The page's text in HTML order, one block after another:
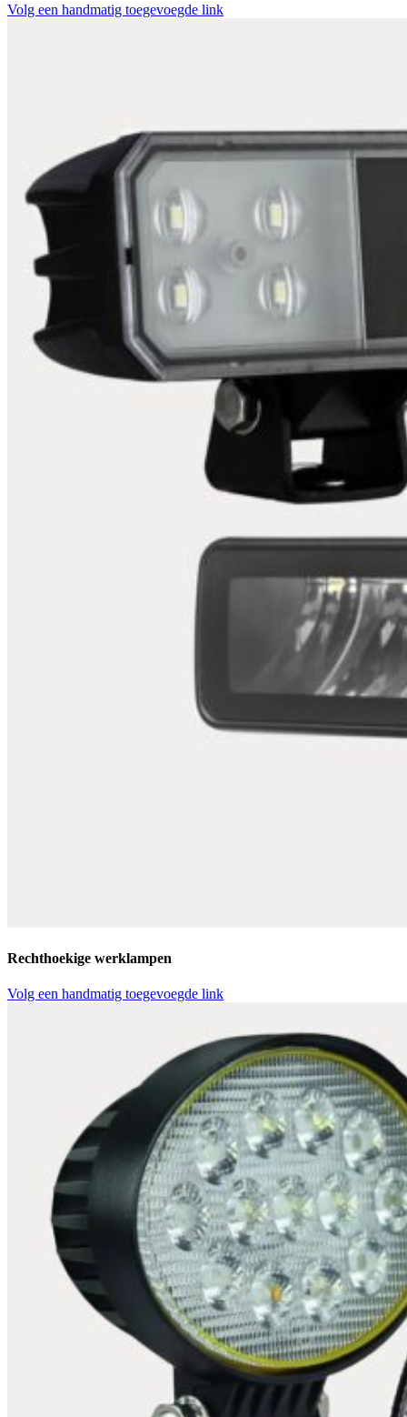
Volg een handmatig toegevoegde link
Rechthoekige werklampen
Volg een handmatig toegevoegde link